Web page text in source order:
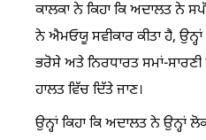
ਕਾਲਕਾ ਨੇ ਕਿਹਾ ਕਿ ਅਦਾਲਤ ਨੇ
ਨੇ ਐਮਓਯੂ ਸਵੀਕਾਰ ਕੀਤਾ ਹੈ,
ਭਰੋਸੇ ਅਤੇ ਨਿਰਧਾਰਤ ਸਮਾਂ-
ਹਾਲਤ ਵਿੱਚ ਦਿੱਤੇ ਜਾਣ।
ਉਨ੍ਹਾਂ ਕਿਹਾ ਕਿ ਅਦਾਲਤ ਨੇ ਉਨ੍ਹਾਂ